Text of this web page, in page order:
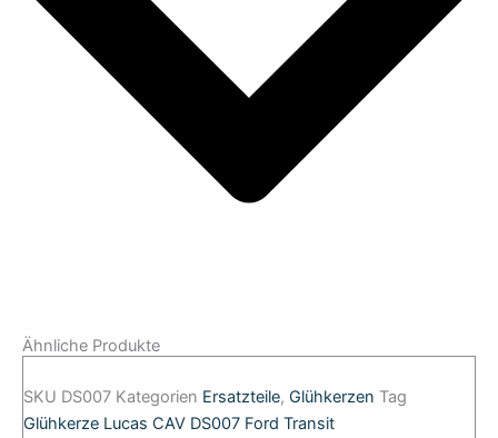
Ähnliche Produkte
SKU DS007 Kategorien Ersatzteile, Glühkerzen Tag
Glühkerze Lucas CAV DS007 Ford Transit